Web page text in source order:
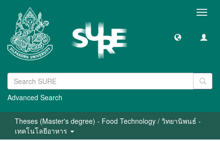
Advanced Search
Theses (Master's degree) - Food Technology / วิทยานิพนธ์ -
เทคโนโลยีอาหาร